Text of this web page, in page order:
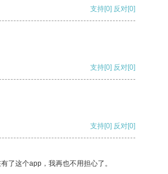
支持[0] 反对[0]
支持[0] 反对[0]
支持[0] 反对[0]
了这个app，我再也不用担心了。